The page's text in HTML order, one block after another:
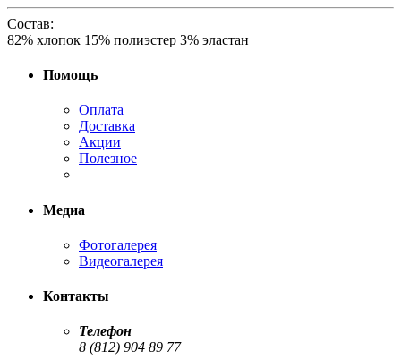
Состав:
82% хлопок 15% полиэстер 3% эластан
Помощь
Оплата
Доставка
Акции
Полезное
Медиа
Фотогалерея
Видеогалерея
Контакты
Телефон
8 (812) 904 89 77